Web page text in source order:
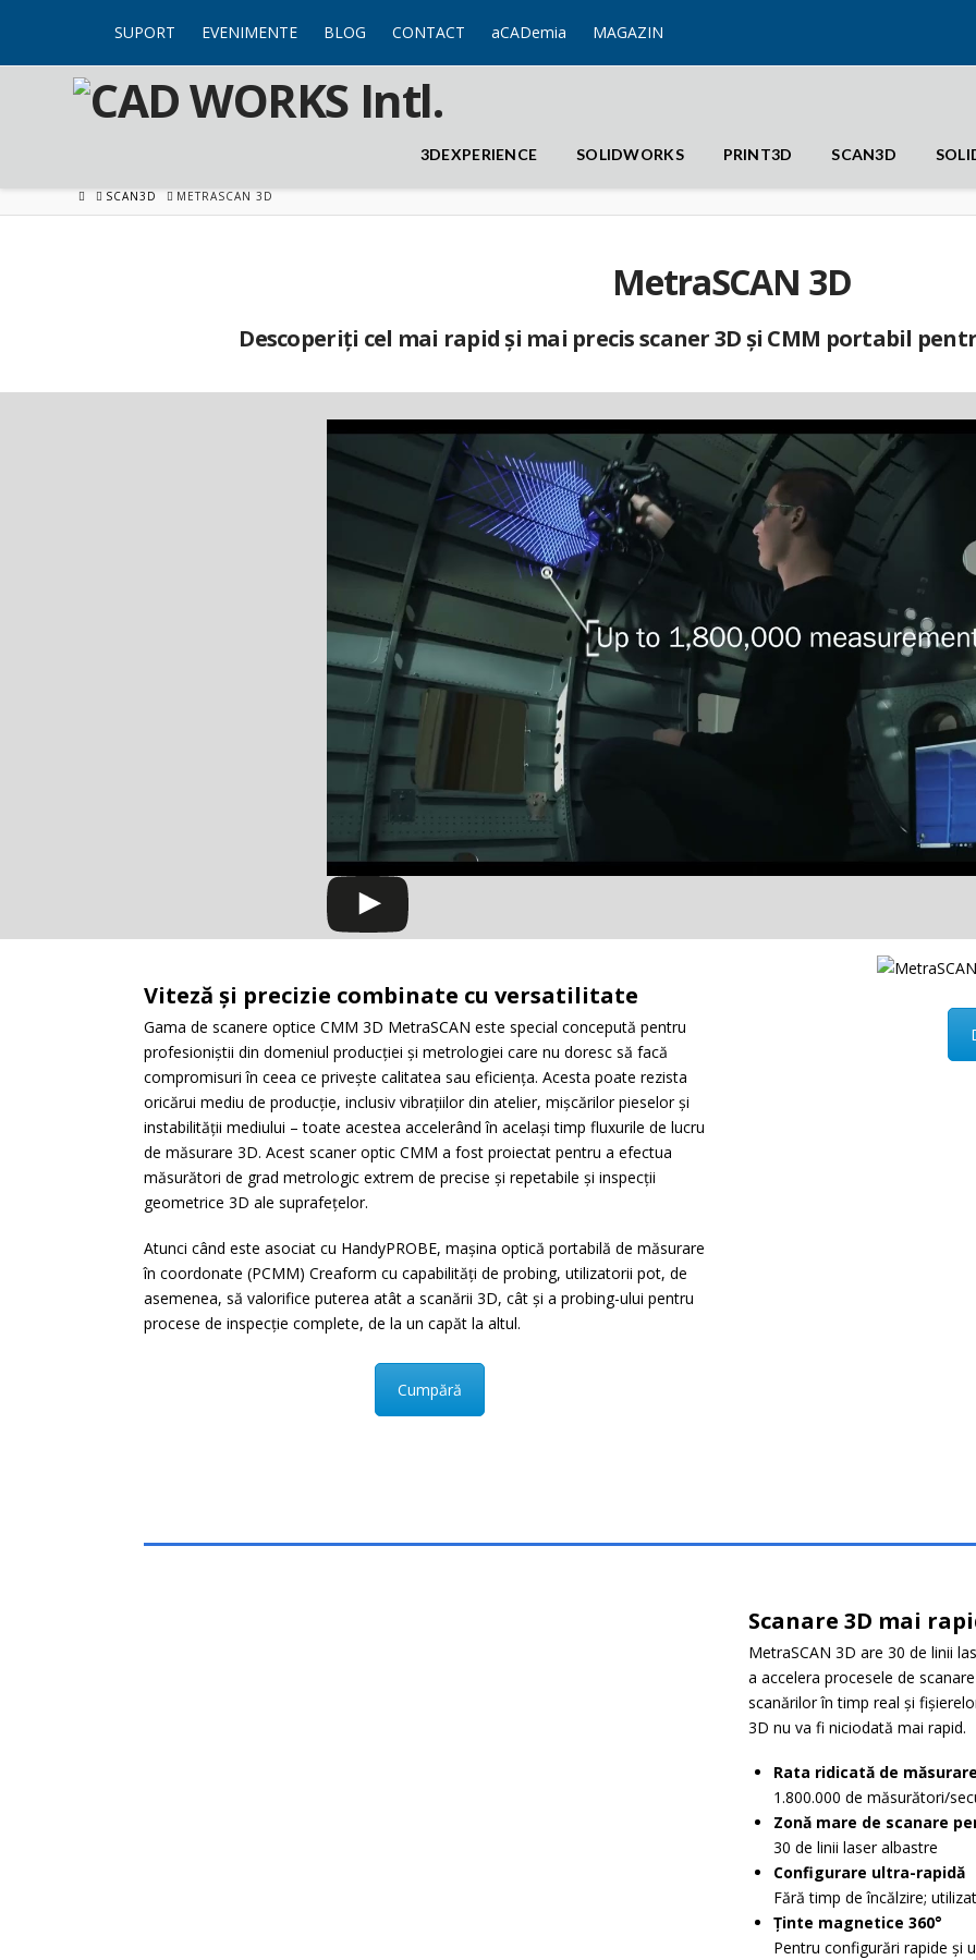
SUPORT EVENIMENTE BLOG CONTACT aCADemia MAGAZIN
3DEXPERIENCE SOLIDWORKS PRINT3D SCAN3D
HOMESCAN3D METRASCAN 3D
MetraSCAN 3D
Descoperiți cel mai rapid și mai precis scaner 3D și CMM portabil
Viteză și precizie combinate cu versatilitate
Gama de scanere optice CMM 3D MetraSCAN este special concepută pentru
profesioniștii din domeniul producției și metrologiei care nu doresc să facă
compromisuri în ceea ce privește calitatea sau eficiența. Acesta poate rezista
oricărui mediu de producție, inclusiv vibrațiilor din atelier, mișcărilor pieselor și
instabilității mediului – toate acestea accelerând în același timp fluxurile de lucru
de măsurare 3D. Acest scaner optic CMM a fost proiectat pentru a efectua
măsurători de grad metrologic extrem de precise și repetabile și inspecții
geometrice 3D ale suprafețelor.
Atunci când este asociat cu HandyPROBE, mașina optică portabilă de măsurare
în coordonate (PCMM) Creaform cu capabilități de probing, utilizatorii pot, de
asemenea, să valorifice puterea atât a scanării 3D, cât și a probing-ului pentru
procese de inspecție complete, de la un capăt la altul.
Cumpără
Scanare 3D mai
MetraSCAN 3D are 30 de linii
a accelera procesele de
scanărilor în timp real și
3D nu va fi niciodată mai rapid.
Rata ridicată de măsurare
1.800.000 de măsurători/
Zonă mare de scanare
30 de linii laser albastre
Configurare ultra-rapidă
Fără timp de încălzire;
Ținte magnetice 360°
Pentru configurări rapide și